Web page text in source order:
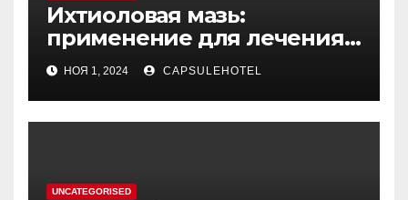
Ихтиоловая мазь:
применение для лечения
фурункулов
НОЯ 1, 2024 CAPSULEHOTEL
UNCATEGORISED